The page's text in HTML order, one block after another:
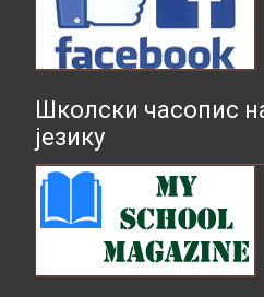
Школски часопис
језику